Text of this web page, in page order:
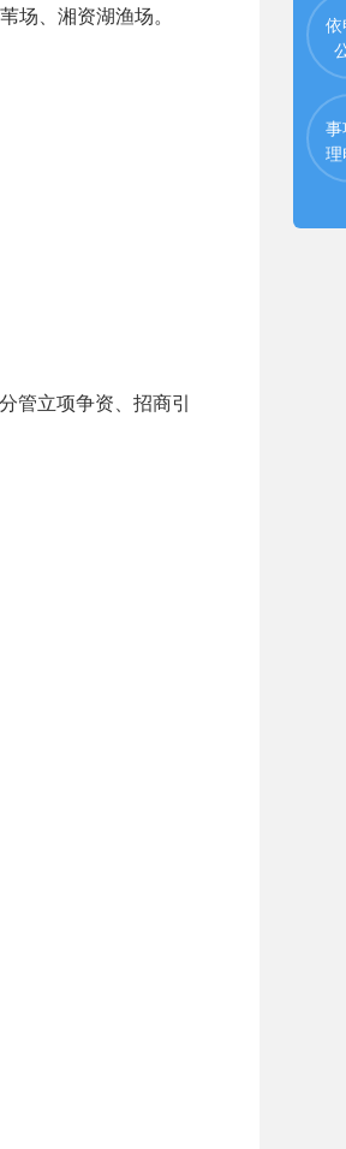
、湘资湖渔场。
管立项争资、招商引